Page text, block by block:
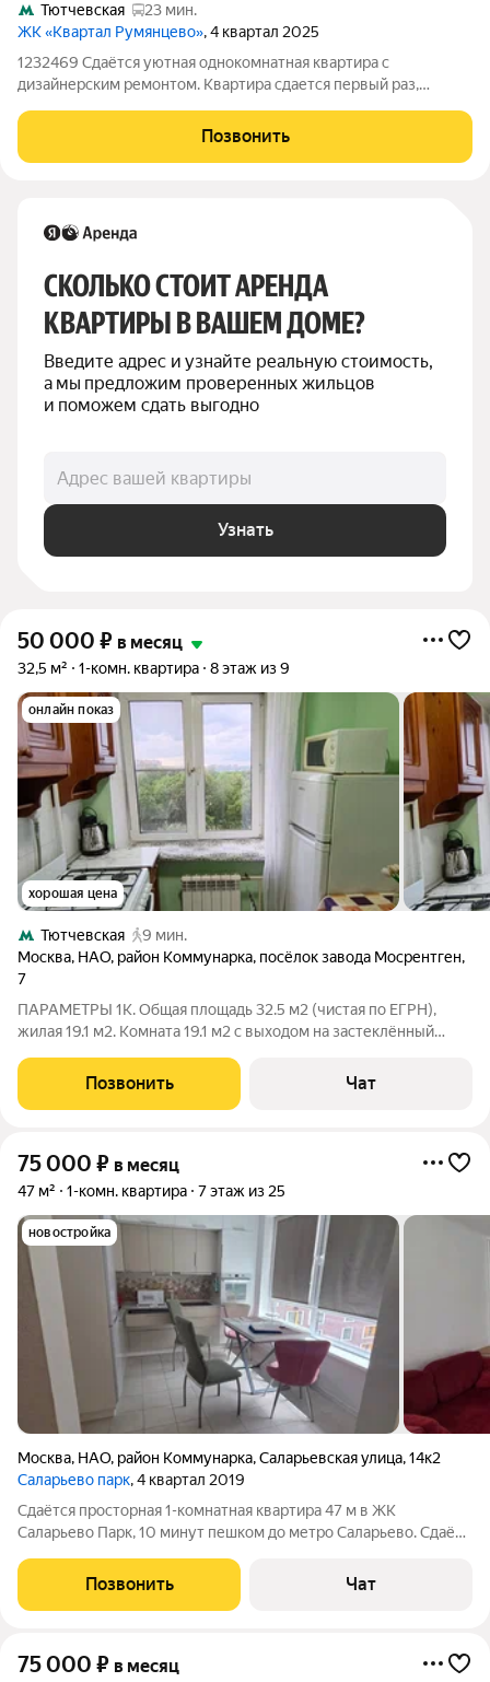
Тютчевская
23 мин.
ЖК «Квартал Румянцево», 4 квартал 2025
1232469 Сдаётся уютная однокомнатная квартира с
дизайнерским ремонтом. Квартира сдается первый раз,
оснащенного двумя лифтами. Квартира полностью
укомплектована новейшей техникой и мебелью.
Позвонить
СКОЛЬКО СТОИТ АРЕНДА
КВАРТИРЫ В ВАШЕМ ДОМЕ?
Введите адрес и узнайте реальную стоимость,
а мы предложим проверенных жильцов
и поможем сдать выгодно
Адрес вашей квартиры
Узнать
50 000 ₽ в месяц
32,5 м² 1-комн. квартира 8 этаж из 9
онлайн показ
хорошая цена
Тютчевская
9 мин.
Москва, НАО, район Коммунарка, посёлок завода Мосрентген,
7
ПАРАМЕТРЫ 1К. Общая площадь 32.5 м2 (чистая по ЕГРН),
жилая 19.1 м2. Комната 19.1 м2 с выходом на застеклённый
коридор 3.7 м2 со встроенным шкафом 0.5 м2 и антресолями.
Потолки 2.6 м.
Позвонить Чат
75 000 ₽ в месяц
47 м² 1-комн. квартира 7 этаж из 25
новостройка
Москва, НАО, район Коммунарка,Саларьевская улица,14к2
Саларьево парк, 4 квартал 2019
Сдаётся просторная 1-комнатная квартира 47 м в ЖК
Саларьево Парк, 10 минут пешком до метро Саларьево. Сдаёт
площади 47 м и удачного зонирования в квартире отдельная
спальная зона, зона отдыха
Позвонить Чат
75 000 ₽ в месяц